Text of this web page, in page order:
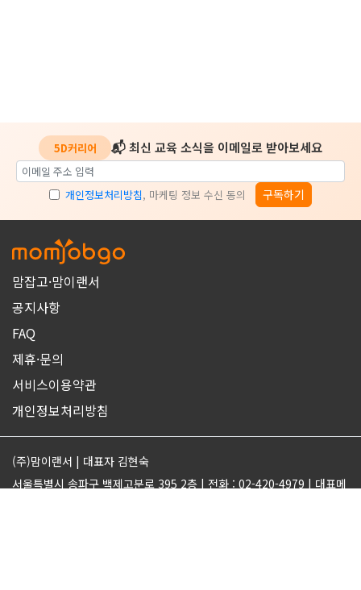
5D커리어 📬 최신 교육 소식을 이메일로 받아보세요
개인정보처리방침, 마케팅 정보 수신 동의 구독하기
맘잡고·맘이랜서
공지사항
FAQ
제휴·문의
서비스이용약관
개인정보처리방침
(주)맘이랜서 | 대표자 김현숙
서울특별시 송파구 백제고분로 395 2층 | 전화 : 02-420-4979 | 대표메